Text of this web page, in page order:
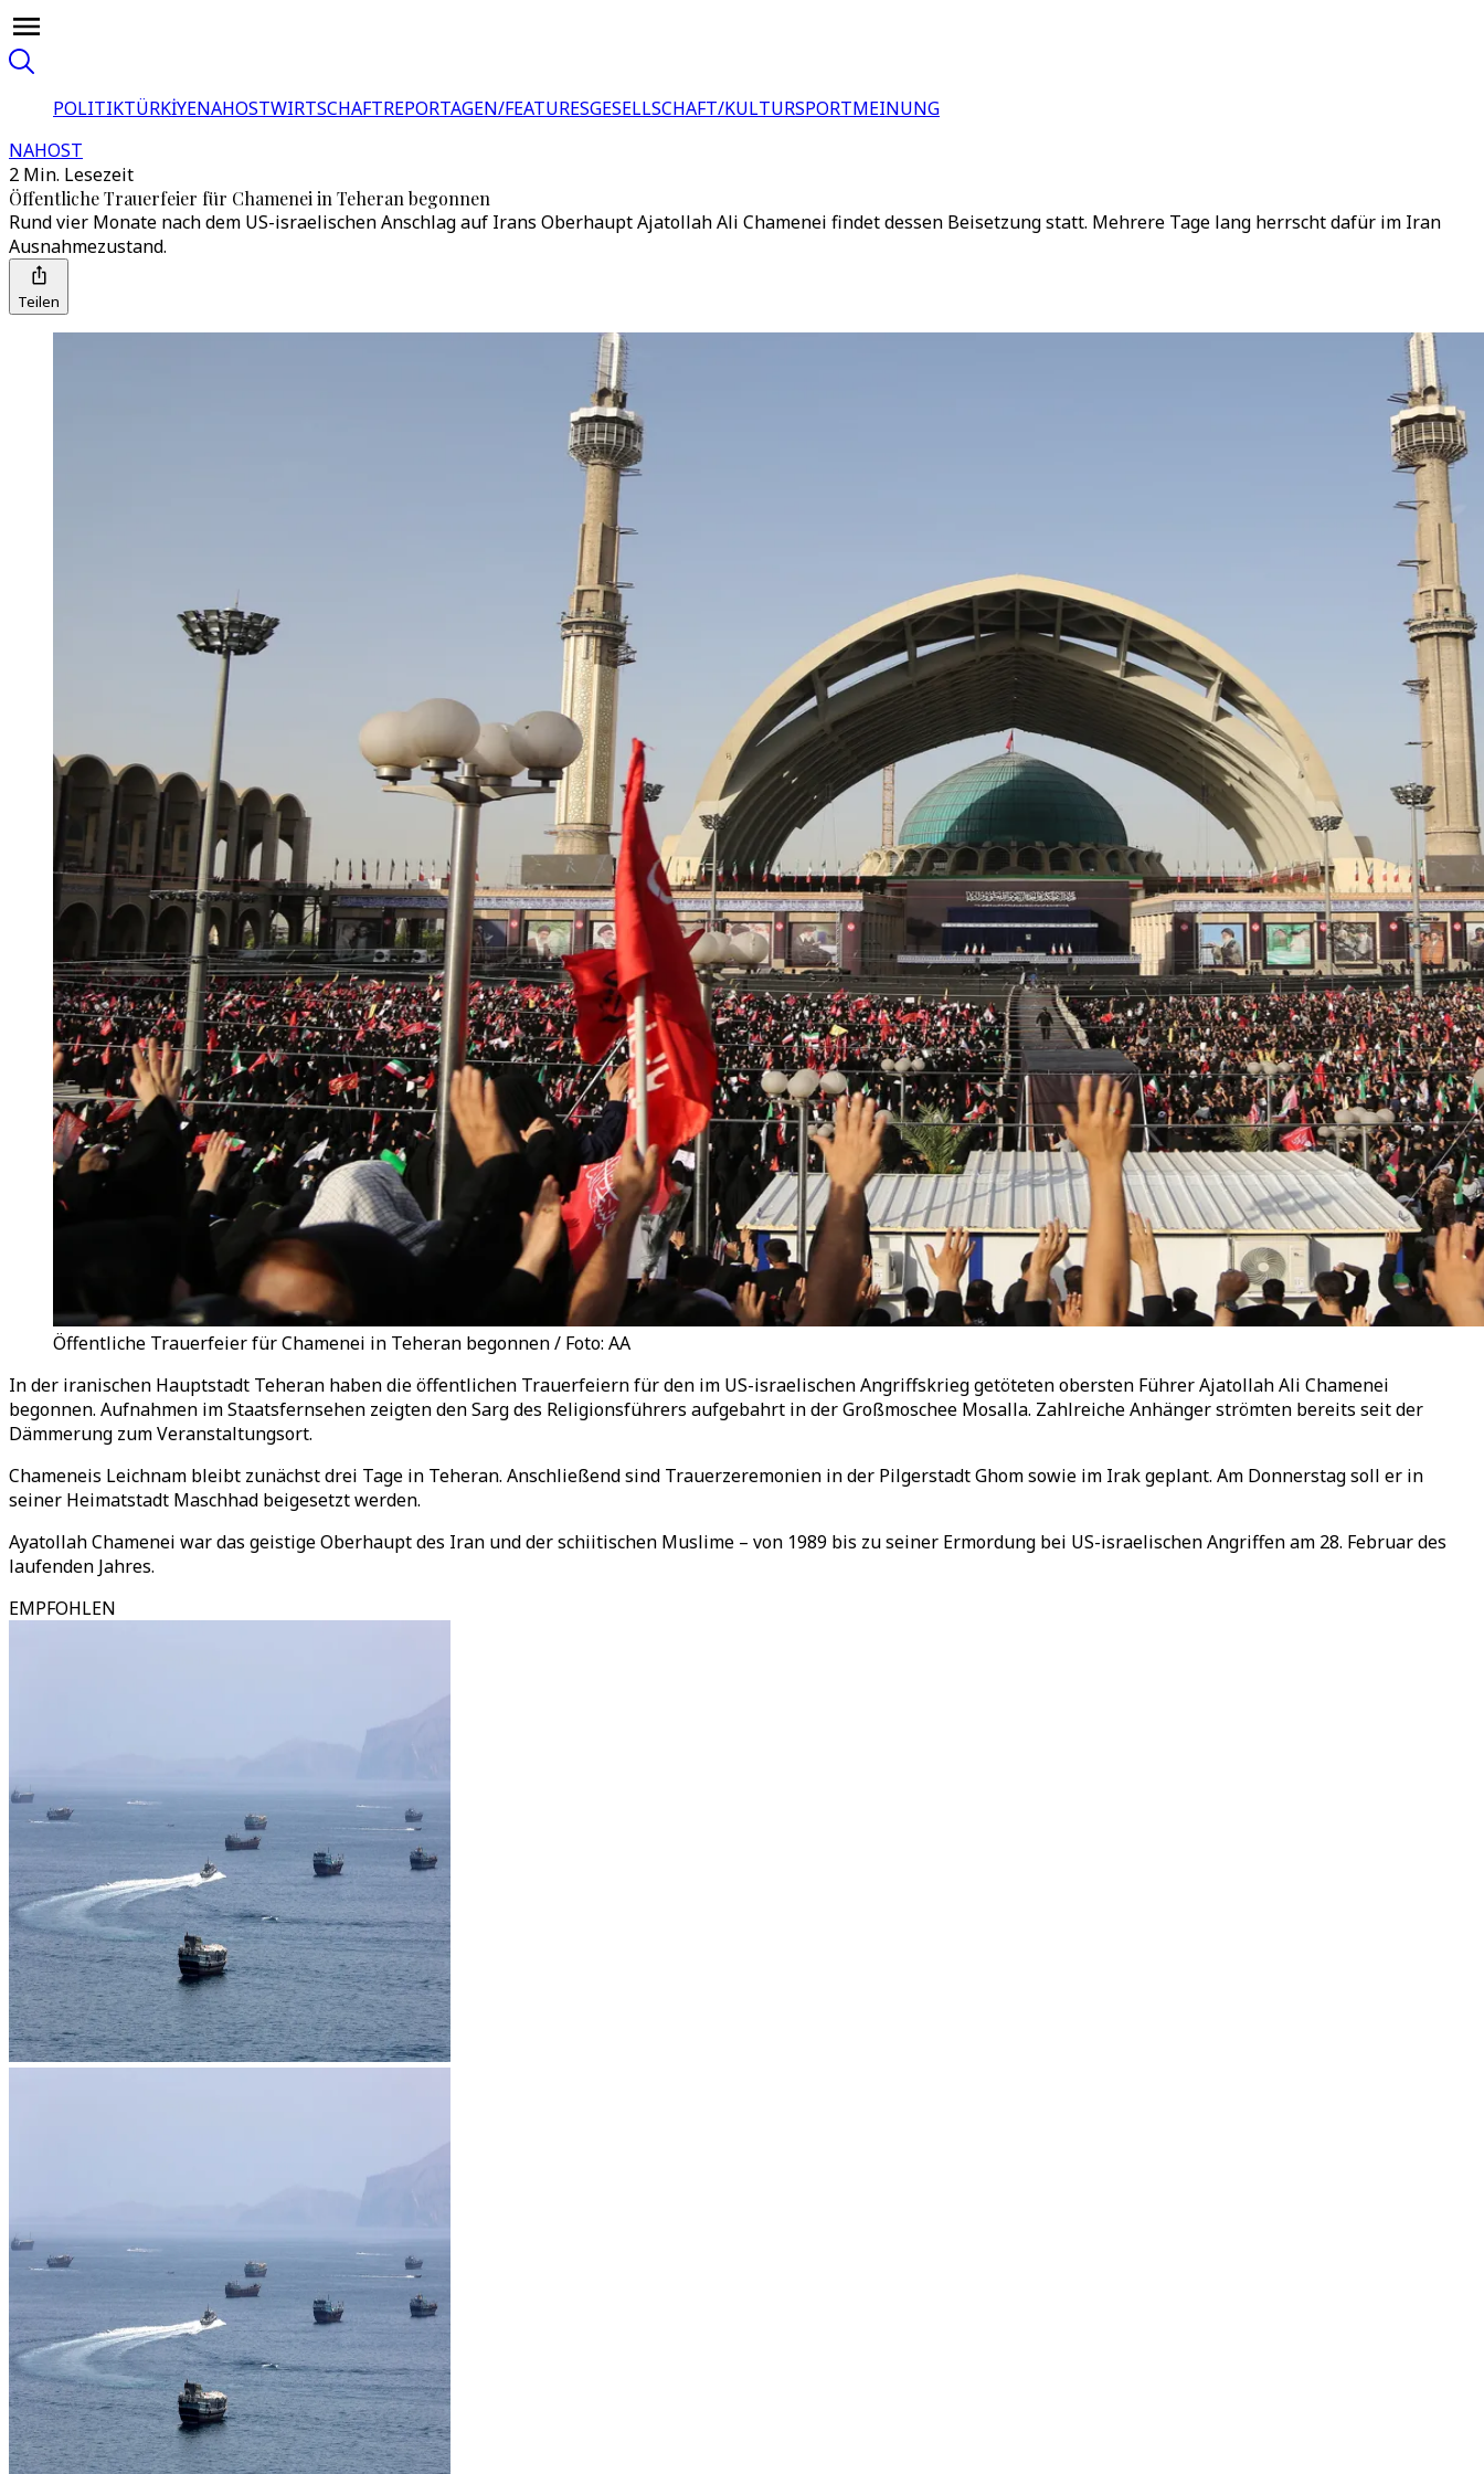
POLITIKTÜRKİYENAHOSTWIRTSCHAFTREPORTAGEN/FEATURESGESELLSCHAFT/KULTURSPORTMEINUNG
NAHOST
2 Min. Lesezeit
Öffentliche Trauerfeier für Chamenei in Teheran begonnen
Rund vier Monate nach dem US-israelischen Anschlag auf Irans Oberhaupt Ajatollah Ali Chamenei findet dessen Beisetzung statt. Mehrere Tage lang herrscht dafür im Iran
Ausnahmezustand.
Teilen
Öffentliche Trauerfeier für Chamenei in Teheran begonnen / Foto: AA
In der iranischen Hauptstadt Teheran haben die öffentlichen Trauerfeiern für den im US-israelischen Angriffskrieg getöteten obersten Führer Ajatollah Ali Chamenei
begonnen. Aufnahmen im Staatsfernsehen zeigten den Sarg des Religionsführers aufgebahrt in der Großmoschee Mosalla. Zahlreiche Anhänger strömten bereits seit der
Dämmerung zum Veranstaltungsort.
Chameneis Leichnam bleibt zunächst drei Tage in Teheran. Anschließend sind Trauerzeremonien in der Pilgerstadt Ghom sowie im Irak geplant. Am Donnerstag soll er in
seiner Heimatstadt Maschhad beigesetzt werden.
Ayatollah Chamenei war das geistige Oberhaupt des Iran und der schiitischen Muslime – von 1989 bis zu seiner Ermordung bei US-israelischen Angriffen am 28. Februar des
laufenden Jahres.
EMPFOHLEN